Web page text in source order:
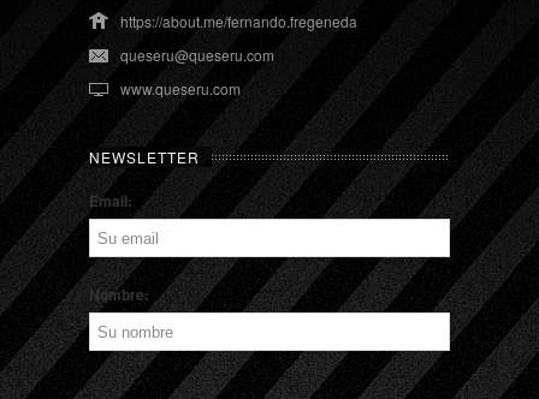
https://about.me/fernando.fregeneda
queseru@queseru.com
www.queseru.com
NEWSLETTER
Email:
Nombre: